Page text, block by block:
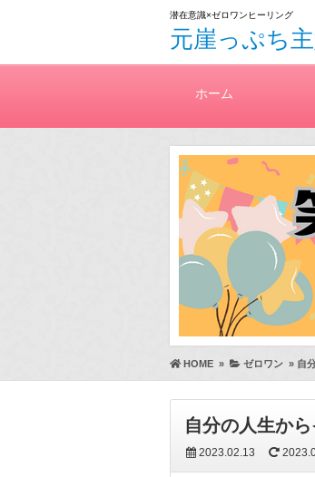
潜在意識×ゼロワンヒーリング
元崖っぷち
ホーム
HOME » ゼロワン » 自
自分の人生か
2023.02.13